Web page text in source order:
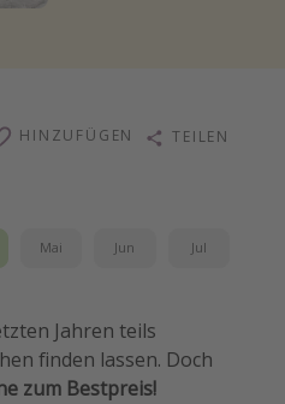
HINZUFÜGEN TEILEN
Mai Jun Jul
Jahren teils
finden lassen. Doch
zum Bestpreis!